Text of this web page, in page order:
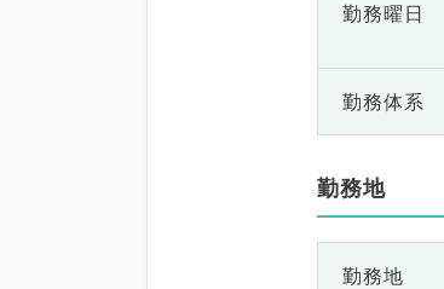
勤務曜日
勤務体系
勤務地
勤務地